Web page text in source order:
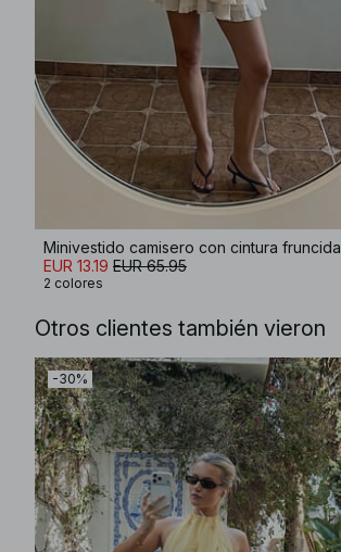
Minivestido camisero con cintura fruncida
EUR 13.19 EUR 65.95
2 colores
Otros clientes también vieron
-30%